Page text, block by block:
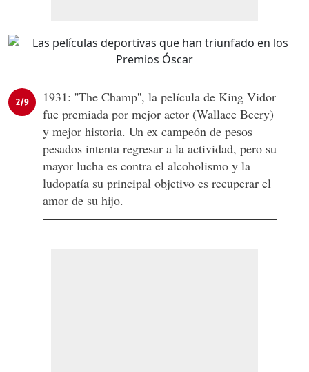
2/9
1931: ''The Champ'', la película de King Vidor
fue premiada por mejor actor (Wallace Beery)
y mejor historia. Un ex campeón de pesos
pesados intenta regresar a la actividad, pero su
mayor lucha es contra el alcoholismo y la
ludopatía su principal objetivo es recuperar el
amor de su hijo.